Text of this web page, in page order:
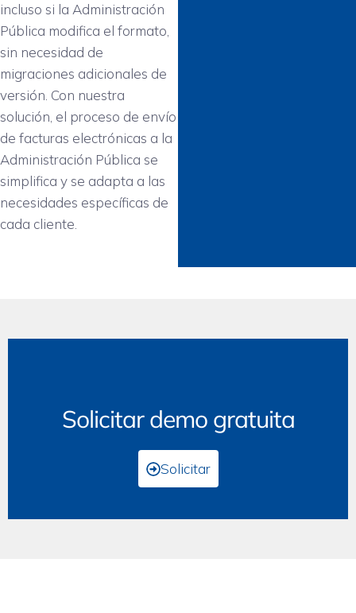
incluso si la Administración
Pública modifica el formato,
sin necesidad de
migraciones adicionales de
versión. Con nuestra
solución, el proceso de envío
de facturas electrónicas a la
Administración Pública se
simplifica y se adapta a las
necesidades específicas de
cada cliente.
Solicitar demo gratuita
Solicitar